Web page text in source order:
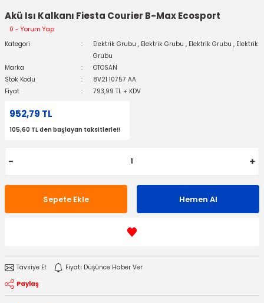
Akü Isı Kalkanı Fiesta Courier B-Max Ecosport
0 - Yorum Yap
Kategori
Elektrik Grubu , Elektrik Grubu , Elektrik Grubu , Elektrik
Grubu
Marka
OTOSAN
Stok Kodu
8V21 10757 AA
Fiyat
793,99 TL + KDV
952,79 TL
105,60 TL den başlayan taksitlerle!!
Sepete Ekle Hemen Al
Tavsiye Et
Fiyatı Düşünce Haber Ver
Paylaş